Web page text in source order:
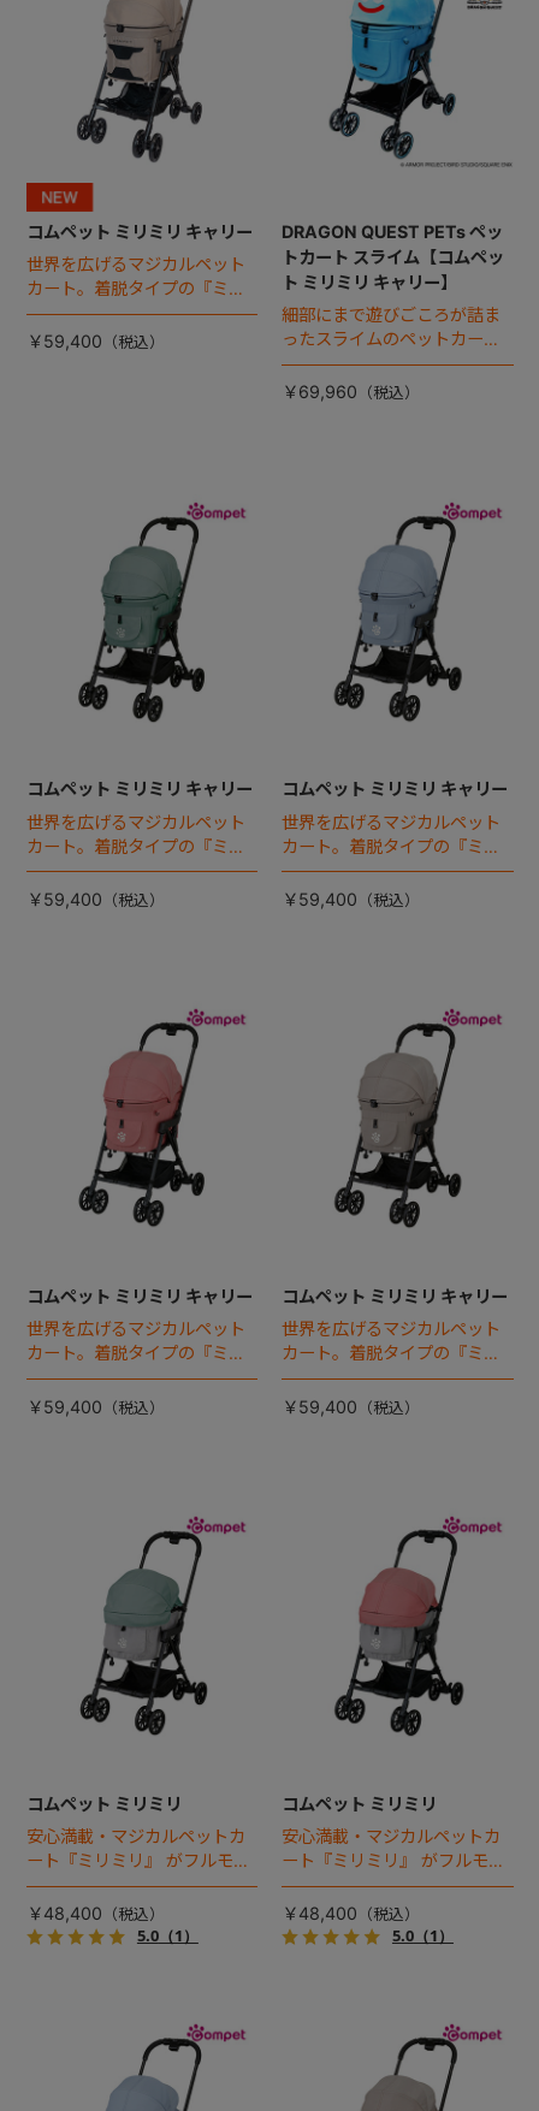
コムペット ミリミリ キャリー
世界を広げるマジカルペット
カート。着脱タイプの『ミリ
ミリ キャリー』 からアースカ
ラーが登場！
￥59,400
DRAGON QUEST PETs ペッ
トカート スライム【コムペッ
ト ミリミリ キャリー】
細部にまで遊びごころが詰ま
ったスライムのペットカー
ト。
￥69,960
コムペット ミリミリ キャリー
世界を広げるマジカルペット
カート。着脱タイプの『ミリ
ミリEG』 がフルモデルチェン
ジ 。新機能「マジカルフォー
￥59,400
コムペット ミリミリ キャリー
世界を広げるマジカルペット
カート。着脱タイプの『ミリ
ミリEG』 がフルモデルチェン
ジ 。新機能「マジカルフォー
￥59,400
コムペット ミリミリ キャリー
世界を広げるマジカルペット
カート。着脱タイプの『ミリ
ミリEG』 がフルモデルチェン
ジ 。新機能「マジカルフォー
￥59,400
コムペット ミリミリ キャリー
世界を広げるマジカルペット
カート。着脱タイプの『ミリ
ミリEG』 がフルモデルチェン
ジ 。新機能「マジカルフォー
￥59,400
コムペット ミリミリ
安心満載・マジカルペットカ
ート『ミリミリ』 がフルモデ
ルチェンジ。 新機能「マジカ
ルフォールディング」搭載
￥48,400
5.0（1）
コムペット ミリミリ
安心満載・マジカルペットカ
ート『ミリミリ』 がフルモデ
ルチェンジ。 新機能「マジカ
ルフォールディング」搭載
￥48,400
5.0（1）